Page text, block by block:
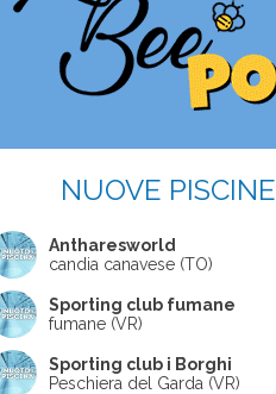
NUOVE PISCINE
Antharesworld
candia canavese (TO)
Sporting club fumane
fumane (VR)
Sporting club i Borghi
Peschiera del Garda (VR)